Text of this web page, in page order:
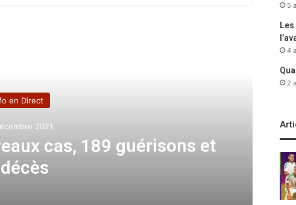
en Direct
2021
cas, 189 guérisons et
5
4
2